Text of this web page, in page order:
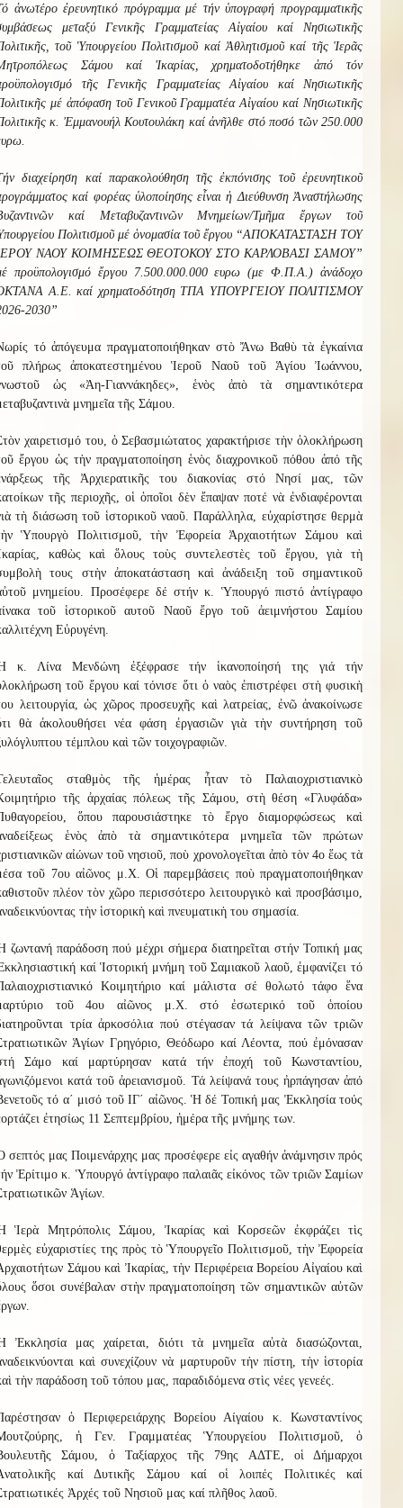
ἀνωτέρο ἐρευνητικό πρόγραμμα μέ τήν ὑπογραφή προγραμματικῆς
μεταξύ Γενικῆς Γραμματείας Αἰγαίου καί Νησιωτικῆς
τοῦ Ὑπουργείου Πολιτισμοῦ καί Ἀθλητισμοῦ καί τῆς Ἱερᾶς
Σάμου καί Ἰκαρίας, χρηματοδοτήθηκε ἀπό τόν
τῆς Γενικῆς Γραμματείας Αἰγαίου καί Νησιωτικῆς
μέ ἀπόφαση τοῦ Γενικοῦ Γραμματέα Αἰγαίου καί Νησιωτικῆς
κ. Ἐμμανουήλ Κουτουλάκη καί ἀνῆλθε στό ποσό τῶν 250.000
διαχείρηση καί παρακολούθηση τῆς ἐκπόνισης τοῦ ἐρευνητικοῦ
καί φορέας ὑλοποίησης εἶναι ἡ Διεύθυνση Ἀναστήλωσης
καί Μεταβυζαντινῶν Μνημείων/Τμῆμα ἔργων τοῦ
Πολιτισμοῦ μέ ὁνομασία τοῦ ἔργου “ΑΠΟΚΑΤΑΣΤΑΣΗ ΤΟΥ
ΝΑΟΥ ΚΟΙΜΗΣΕΩΣ ΘΕΟΤΟΚΟΥ ΣΤΟ ΚΑΡΛΟΒΑΣΙ ΣΑΜΟΥ”
προϋπολογισμό ἔργου 7.500.000.000 ευρω (με Φ.Π.Α.) ἀνάδοχο
Α.Ε. καί χρηματοδότηση ΤΠΑ ΥΠΟΥΡΓΕΙΟΥ ΠΟΛΙΤΙΣΜΟΥ
2030”
τό ἀπόγευμα πραγματοποιήθηκαν στὸ Ἄνω Βαθὺ τὰ ἐγκαίνια
πλήρως ἀποκατεστημένου Ἱεροῦ Ναοῦ τοῦἉγίου Ἰωάννου
ὡς «Ἀη-Γιαννάκηδες», ἑνὸς ἀπὸ τὰ σημαντικότερα
μνημεῖα τῆς Σάμου.
χαιρετισμό του, ὁ Σεβασμιώτατος χαρακτήρισε τὴν ὁλοκλήρωση
ἔργου ὡς τὴν πραγματοποίηση ἑνὸς διαχρονικοῦ πόθου ἀπό τῆς
τῆς Ἀρχιερατικῆς του διακονίας στό Νησί μας, τῶν
τῆς περιοχῆς, οἱ ὁποῖοι δὲν ἔπαψαν ποτέ νὰ ἐνδιαφέρονται
τὴ διάσωση τοῦ ἱστορικοῦ ναοῦ. Παράλληλα, εὐχαρίστησε θερμὰ
Ὑπουργὸ Πολιτισμοῦ, τὴν Ἐφορεία Ἀρχαιοτήτων Σάμου καὶ
καθὼς καὶ ὅλους τοὺς συντελεστὲς τοῦ ἔργου, γιὰ τὴ
τους στὴν ἀποκατάσταση καὶ ἀνάδειξη τοῦ σημαντικοῦ
μνημείου.
Προσέφερε δέ στήν κ. Ὑπουργό πιστό ἀντίγραφο
τοῦ ἱστορικοῦ αυτοῦ Ναοῦ ἔργο τοῦ ἀειμνήστου Σαμίου
Εὐρυγένη.
κ. Λίνα Μενδώνη ἐξέφρασε
τήν ἱκανοποίησή της γιά τήν
τοῦ ἔργου καί τόνισε ὅτι ὁ ναὸς ἐπιστρέφει στὴ φυσικὴ
λειτουργία, ὡς χῶρος προσευχῆς καὶ λατρείας, ἐνῶ ἀνακοίνωσε
θὰ ἀκολουθήσει νέα φάση ἐργασιῶν γιὰ τὴν
συντήρηση τοῦ
τέμπλου καὶ τῶν τοιχογραφιῶν.
σταθμὸς τῆς ἡμέρας ἦταν τὸ Παλαιοχριστιανικὸ
τῆς ἀρχαίας πόλεως τῆς Σάμου, στὴ θέση «Γλυφάδα»
ὅπου παρουσιάστηκε τὸ ἔργο διαμορφώσεως καὶ
ἑνὸς ἀπὸ τὰ σημαντικότερα μνημεῖα τῶν πρώτων
αἰώνων τοῦ νησιοῦ, ποὺ χρονολογεῖται ἀπὸ τὸν 4ο ἕως τὰ
τοῦ 7ου αἰῶνος μ.Χ. Οἱ παρεμβάσεις ποὺ πραγματοποιήθηκαν
πλέον τὸν χῶρο περισσότερο λειτουργικὸ καὶ προσβάσιμο,
τὴν ἱστορικὴ καὶ πνευματικὴ του σημασία.
ζωντανή παράδοση πού μέχρι σήμερα διατηρεῖται στήν Τοπική μας
καί Ἱστορική μνήμη τοῦ Σαμιακοῦ λαοῦ, ἐμφανίζει τό
Κοιμητήριο καί μάλιστα σέ θολωτό τάφο ἕνα
τοῦ 4ου αἰῶνος μ.Χ. στό ἐσωτερικό τοῦ ὁποίου
τρία ἀρκοσόλια πού στέγασαν τά λείψανα τῶν τριῶν
Ἁγίων Γρηγόριο, Θεόδωρο καί Λέοντα, πού ἐμόνασαν
Σάμο καί μαρτύρησαν κατά τήν ἐποχή τοῦ Κωνσταντίου,
κατά τοῦ ἀρειανισμοῦ. Τά λείψανά τους ἠρπάγησαν ἀπό
τό α΄ μισό τοῦ ΙΓ΄ αἰῶνος. Ἡ δέ Τοπική μας Ἐκκλησία τούς
ἐτησίως 11 Σεπτεμβρίου, ἡμέρα τῆς μνήμης των.
σεπτός μας Ποιμενάρχης μας προσέφερε εἰς αγαθήν ἀνάμνησιν πρός
Ἐρίτιμο κ. Ὑπουργό ἀντίγραφο παλαιᾶς εἰκόνος τῶν τριῶν Σαμίων
Ἁγίων.
Ἱερὰ Μητρόπολις Σάμου, Ἰκαρίας καὶ Κορσεῶν ἐκφράζει τὶς
εὐχαριστίες της πρὸς τὸ Ὑπουργεῖο Πολιτισμοῦ, τὴν Ἐφορεία
Σάμου καὶ Ἰκαρίας, τὴν Περιφέρεια Βορείου Αἰγαίου καὶ
ὅσοι συνέβαλαν στὴν πραγματοποίηση τῶν σημαντικῶν αὐτῶν
Ἐκκλησία μας χαίρεται, διότι τὰ μνημεῖα αὐτὰ διασώζονται,
καὶ συνεχίζουν νὰ μαρτυροῦν τὴν πίστη, τὴν ἱστορία
τὴν παράδοση τοῦ τόπου μας, παραδιδόμενα στὶς νέες γενεές.
ὁ Περιφερειάρχης Βορείου Αίγαίου κ. Κωνσταντίνος
ἡ Γεν. Γραμματέας Ὑπουργείου Πολιτισμοῦ, ὁ
Σάμου, ὁ Ταξίαρχος τῆς 79ης ΑΔΤΕ, οἱ Δήμαρχοι
καί Δυτικῆς Σάμου καί οἱ λοιπές Πολιτικές καί
Ἀρχές τοῦ Νησιοῦ μας καί πλῆθος λαοῦ.